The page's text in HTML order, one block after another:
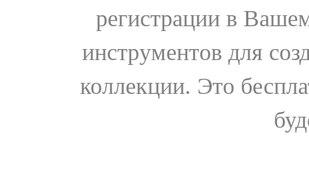
регистрации в
инструментов для
коллекции. Это